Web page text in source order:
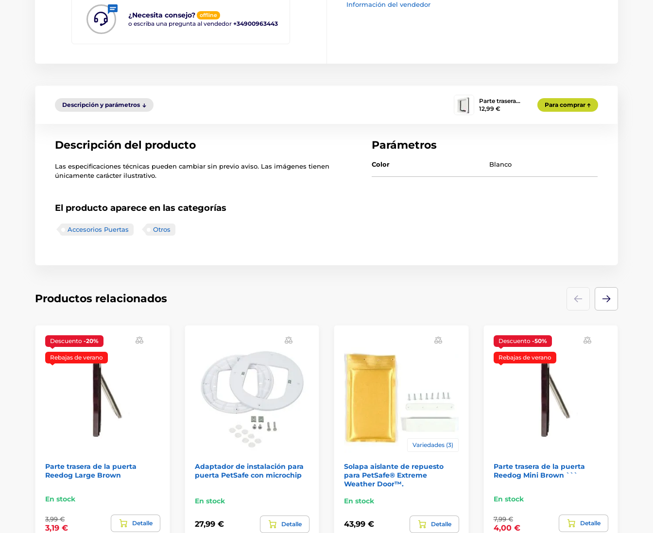
¿Necesita consejo? offline
o escriba una pregunta al vendedor +34900963443
Información del vendedor
Descripción y parámetros
Parte trasera…
12,99 €
Para comprar
Descripción del producto
Las especificaciones técnicas pueden cambiar sin previo aviso. Las imágenes tienen
únicamente carácter ilustrativo.
El producto aparece en las categorías
Accesorios Puertas Otros
Parámetros
Color Blanco
Productos relacionados
Descuento -20%
Rebajas de verano
Parte trasera de la puerta
Reedog Large Brown
En stock
3,99 €
3,19 €
Detalle
Adaptador de instalación para
puerta PetSafe con microchip
En stock
27,99 € Detalle
Variedades (3)
Solapa aislante de repuesto
para PetSafe® Extreme
Weather Door™.
En stock
43,99 € Detalle
Descuento -50%
Rebajas de verano
Parte trasera de la puerta
Reedog Mini Brown ```
En stock
7,99 €
4,00 €
Detalle